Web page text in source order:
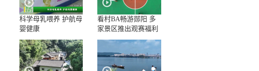
科学母乳喂养 护航母
婴健康
看村BA畅游郧阳 多
家景区推出观赛福利